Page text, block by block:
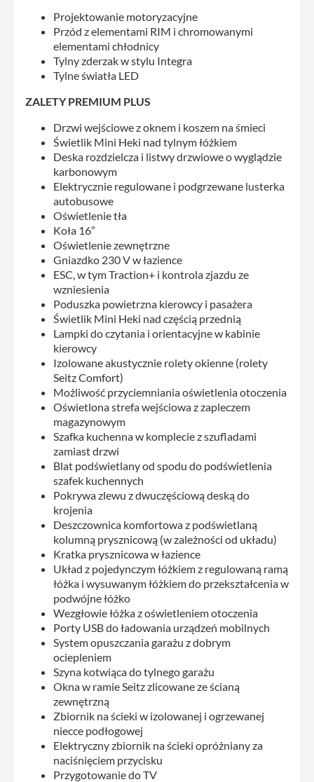
Projektowanie motoryzacyjne
Przód z elementami RIM i chromowanymi
elementami chłodnicy
Tylny zderzak w stylu Integra
Tylne światła LED
ZALETY PREMIUM PLUS
Drzwi wejściowe z oknem i koszem na śmieci
Świetlik Mini Heki nad tylnym łóżkiem
Deska rozdzielcza i listwy drzwiowe o wyglądzie
karbonowym
Elektrycznie regulowane i podgrzewane lusterka
autobusowe
Oświetlenie tła
Koła 16”
Oświetlenie zewnętrzne
Gniazdko 230 V w łazience
ESC, w tym Traction+ i kontrola zjazdu ze
wzniesienia
Poduszka powietrzna kierowcy i pasażera
Świetlik Mini Heki nad częścią przednią
Lampki do czytania i orientacyjne w kabinie
kierowcy
Izolowane akustycznie rolety okienne (rolety
Seitz Comfort)
Możliwość przyciemniania oświetlenia otoczenia
Oświetlona strefa wejściowa z zapleczem
magazynowym
Szafka kuchenna w komplecie z szufladami
zamiast drzwi
Blat podświetlany od spodu do podświetlenia
szafek kuchennych
Pokrywa zlewu z dwuczęściową deską do
krojenia
Deszczownica komfortowa z podświetlaną
kolumną prysznicową (w zależności od układu)
Kratka prysznicowa w łazience
Układ z pojedynczym łóżkiem z regulowaną ramą
łóżka i wysuwanym łóżkiem do przekształcenia w
podwójne łóżko
Wezgłowie łóżka z oświetleniem otoczenia
Porty USB do ładowania urządzeń mobilnych
System opuszczania garażu z dobrym
ociepleniem
Szyna kotwiąca do tylnego garażu
Okna w ramie Seitz zlicowane ze ścianą
zewnętrzną
Zbiornik na ścieki w izolowanej i ogrzewanej
niecce podłogowej
Elektryczny zbiornik na ścieki opróżniany za
naciśnięciem przycisku
Przygotowanie do TV